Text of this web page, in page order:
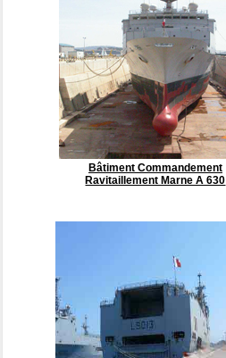
Bâtiment Commandement
Ravitaillement Marne A 630